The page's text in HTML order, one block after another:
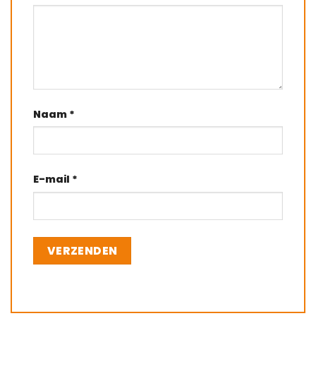
Naam *
E-mail *